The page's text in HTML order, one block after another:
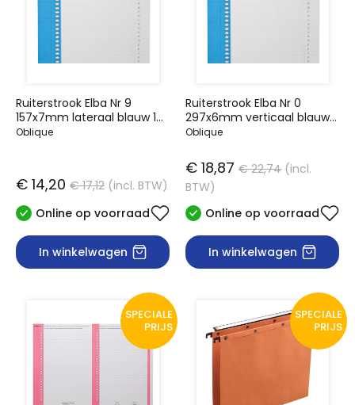
Ruiterstrook Elba Nr 9
157x7mm lateraal blauw 10
stuks
Oblique
€ 14,20 € 17,12 (incl. BTW)
Online op voorraad
In winkelwagen
Ruiterstrook Elba Nr 0
297x6mm verticaal blauw
10 vel
Oblique
€ 18,87 € 22,74 (incl.
BTW)
Online op voorraad
In winkelwagen
SPECIALE
PRIJS
SPECIALE
PRIJS